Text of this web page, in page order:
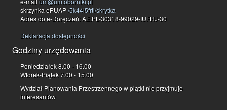
skrzynka ePUAP/5k44l5frti/skrytka
Adres do e-Doręczeń: AE:PL-30318-99029-IUFHJ-30
Deklaracja dostępności
Godziny urzędowania
Poniedziałek 8.00 - 16.00
Wtorek-Piątek 7.00 - 15.00
Wydział Planowania Przestrzennego w piątki nie przyjmuje
interesantów